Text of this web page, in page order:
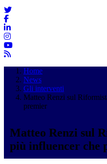
Home
News
Gli interventi
Matteo Renzi sul
premier
Matteo Renzi sul
più influencer che